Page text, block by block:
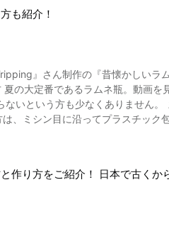
の注目度は世界でますます大きく
外への輸出が今後増えてくるので
りません。 削り節は軽いので、い
倍は入れるようにすると美味しい
ご自分でもお確かめください！
凍らせる。 ・凍った中身を、凍ら
、メロンかき氷はとても美味しい
切り、ボールの中でつぶし容器に
にはカカオは合わないそう。桃
ップルのかき氷の作り方 こちら
て盛り付ける。 【動画】4:01~ 冷
れます。 また、数々の電動かき氷
を再現でき、お店のようなかき氷
ルーツかき氷を提供しているお店
も紹介！
』さん制作の『昔懐かしいラ
いという方も少なくありません。
ラムネ瓶を購入したところに返却
なんだか楽しかったという記憶を
作り方をご紹介！ 日本で古くか